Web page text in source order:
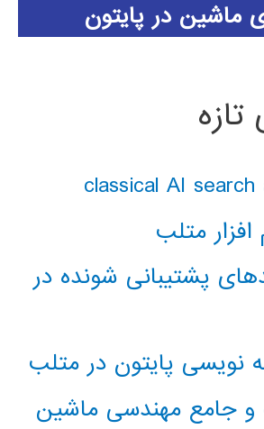
ماشین در پایتون
افزار متلب
پشتیبانی شونده در
نویسی پایتون در متلب
و جامع مهندسی ماشین